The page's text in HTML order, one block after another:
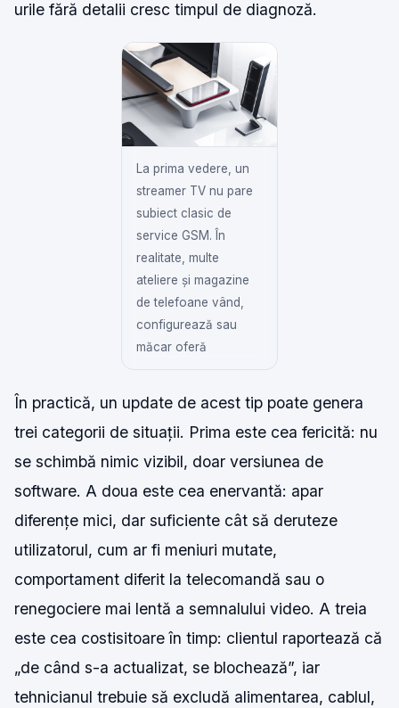
urile fără detalii cresc timpul de diagnoză.
La prima vedere, un
streamer TV nu pare
subiect clasic de
service GSM. În
realitate, multe
ateliere și magazine
de telefoane vând,
configurează sau
măcar oferă
În practică, un update de acest tip poate genera
trei categorii de situații. Prima este cea fericită: nu
se schimbă nimic vizibil, doar versiunea de
software. A doua este cea enervantă: apar
diferențe mici, dar suficiente cât să deruteze
utilizatorul, cum ar fi meniuri mutate,
comportament diferit la telecomandă sau o
renegociere mai lentă a semnalului video. A treia
este cea costisitoare în timp: clientul raportează că
„de când s-a actualizat, se blochează”, iar
tehnicianul trebuie să excludă alimentarea, cablul,